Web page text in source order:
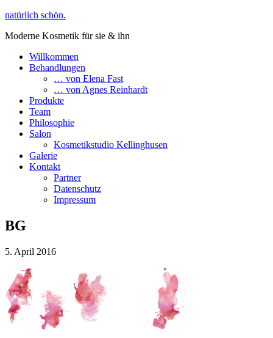
natürlich schön.
Moderne Kosmetik für sie & ihn
Willkommen
Behandlungen
… von Elena Fast
… von Agnes Reinhardt
Produkte
Team
Philosophie
Salon
Kosmetikstudio Kellinghusen
Galerie
Kontakt
Partner
Datenschutz
Impressum
BG
5. April 2016